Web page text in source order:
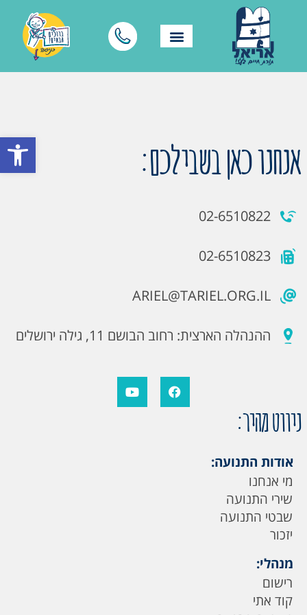
פתח אנחנו כאן בשבילכם:
02-6510822
02-6510823
ARIEL@TARIEL.ORG.IL
ההנהלה הארצית: רחוב הבושם 11, גילה ירושלים
ניווט מהיר:
אודות התנועה:
מי אנחנו
שירי התנועה
שבטי התנועה
יזכור
מנהלי:
רישום
קוד אתי